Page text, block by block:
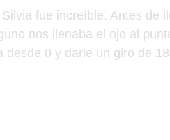
fue increíble. Antes de
nos llenaba el ojo al
desde 0 y darle un giro de